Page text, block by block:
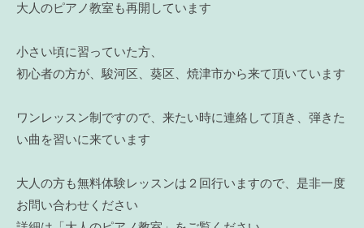
大人のピアノ教室も再開しています
小さい頃に習っていた方、
初心者の方が、駿河区、葵区、焼津市から来て頂いています
ワンレッスン制ですので、来たい時に連絡して頂き、弾きた
い曲を習いに来ています
大人の方も無料体験レッスンは２回行いますので、是非一度
お問い合わせください